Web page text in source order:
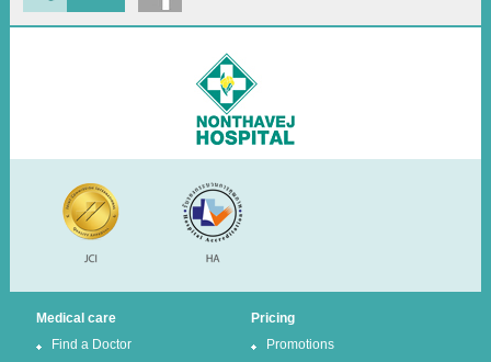
Medical care
Find a Doctor
Pricing
Promotions